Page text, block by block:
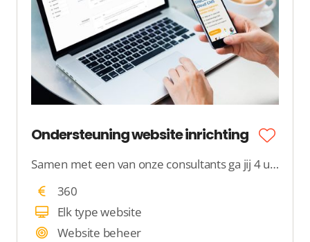
Ondersteuning website inrichting
Samen met een van onze consultants ga jij 4 uur bij ons op kantoor aan de slag met de inrichting van jouw website, webshop, datingsite of platform.
360
Elk type website
Website beheer